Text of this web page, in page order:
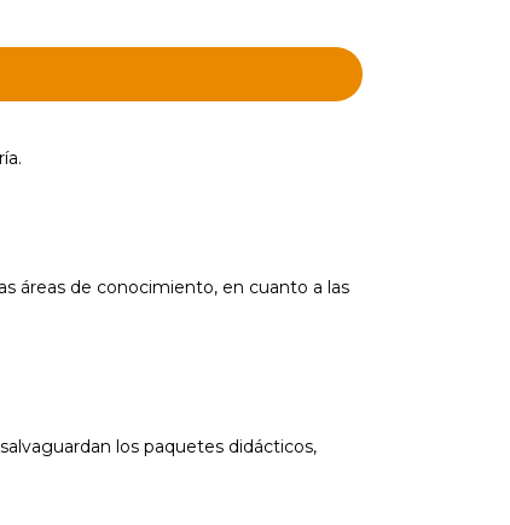
áreas de conocimiento, en cuanto a las
los paquetes didácticos,